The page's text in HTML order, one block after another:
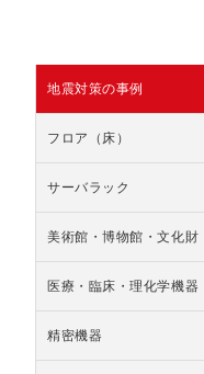
地震対策の事例
フロア（床）
サーバラック
美術館・博物館・文化財
医療・臨床・理化学機器
精密機器